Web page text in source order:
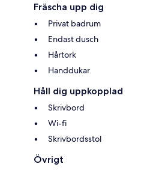
Fräscha upp dig
Privat badrum
Endast dusch
Hårtork
Handdukar
Håll dig uppkopplad
Skrivbord
Wi-fi
Skrivbordsstol
Övrigt